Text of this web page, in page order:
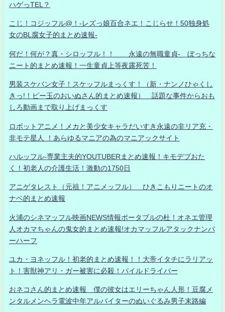
ハゲっTEL？
こじ！コジッフル@！-レズっ娘百合ネエ！こじらせ！50独身処
女のBL腐女子的まとめ速報-
何だ！何が？真・シロッフル！！ 永遠の無職童貞- ぼっちな
ニート的まとめ速報！一生童貞上等夜露死苦！
男装スケバン女子！スケッフルまっくす！（新・ナンノひゃくし
きっ!！ビー玉のおいぬさん的まとめ速報） 話題な事件からおも
しろ動画まで取り上げまっくす
ロボットアニメ！メカと美少女キャラだいすき永遠の非リア充・
非モテ星人 ！あらゆるマニアの為のマニアックサイト
ハルッフル-専業主夫的YOUTUBERまとめ速報！キモデブおた
く！初老人の介護生活！激動の1750日
アニゲタレスト（元祖！アニメッフル） ひきこもりニートのオ
ナベ的まとめ速報
火浦のシネマッフル映画NEWS情報ポータブルの杜！オネエ管理
人オカマちゃんの鬼女的まとめ速報!オカマッフルアタックナンバ
ーハーフ
ユカ・ヨネッフル！初老的まとめ速報！！大帝イタチにラリアッ
ト！害獣神アリ・ガー被害に必殺！パイルドライバー
おネコさん的まとめ速報 僕の彼女はエリーちゃん人形！豆腐メ
ンタルメンヘラ電波中年アルバイターのぬいぐるみ男子末路編